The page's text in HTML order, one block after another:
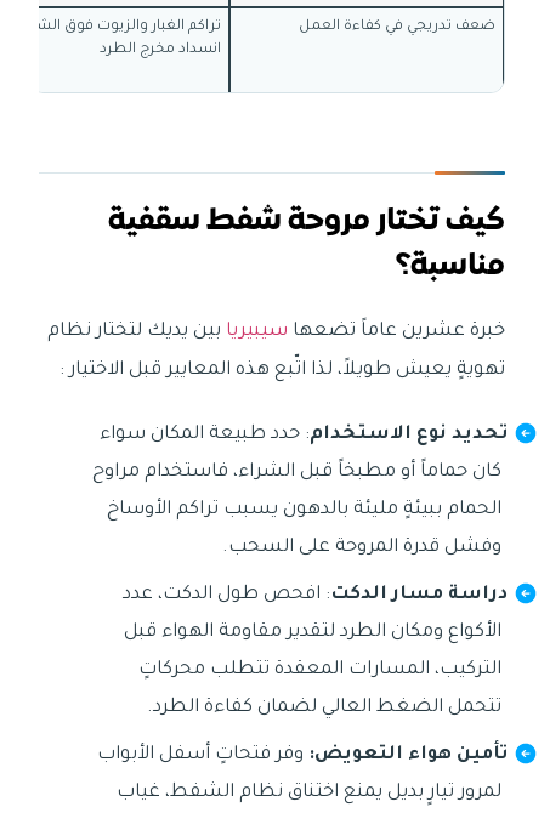
ضعف تدريجي في كفاءة العمل
تراكم الغبار والزيوت فوق الشبك أو
انسداد مخرج الطرد
كيف تختار مروحة شفط سقفية
مناسبة؟
خبرة عشرين عاماً تضعها سيبيريا بين يديك لتختار نظام
تهويةٍ يعيش طويلاً، لذا اتّبع هذه المعايير قبل الاختيار :
تحديد نوع الاستخدام: حدد طبيعة المكان سواء
كان حماماً أو مطبخاً قبل الشراء، فاستخدام مراوح
الحمام ببيئةٍ مليئة بالدهون يسبب تراكم الأوساخ
وفشل قدرة المروحة على السحب.
دراسة مسار الدكت: افحص طول الدكت، عدد
الأكواع ومكان الطرد لتقدير مقاومة الهواء قبل
التركيب، المسارات المعقدة تتطلب محركاتٍ
تتحمل الضغط العالي لضمان كفاءة الطرد.
تأمين هواء التعويض: وفر فتحاتٍ أسفل الأبواب
لمرور تيارٍ بديل يمنع اختناق نظام الشفط، غياب